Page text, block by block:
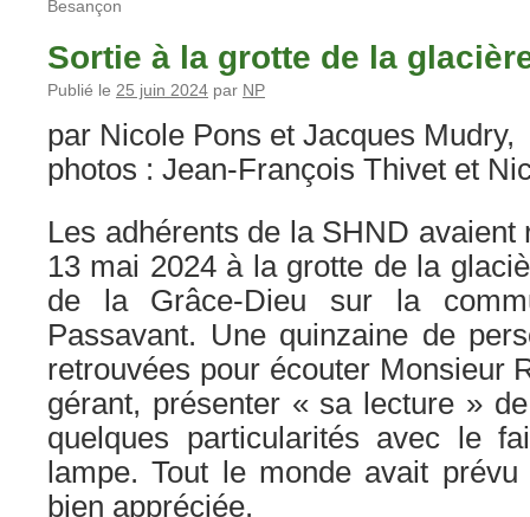
Besançon
Sortie à la grotte de la
Publié le 25 juin 2024 par NP
par Nicole Pons et Jacques Mudry,
photos : Jean-François Thivet et
Les adhérents de la SHND avaient
13 mai 2024 à la grotte de la
de la Grâce-Dieu sur la
Passavant. Une quinzaine de
retrouvées pour écouter Monsieur
gérant, présenter « sa lecture »
quelques particularités avec le
lampe. Tout le monde avait
bien appréciée.